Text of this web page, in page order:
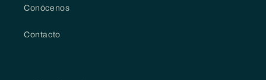
Conócenos
Contacto